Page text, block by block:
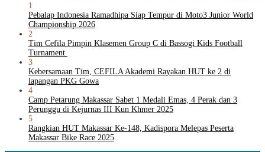
1
Pebalap Indonesia Ramadhipa Siap Tempur di Moto3 Junior World
Championship 2026
2
Tim Cefila Pimpin Klasemen Group C di Bassogi Kids Football
Turnament
3
Kebersamaan Tim, CEFILA Akademi Rayakan HUT ke 2 di
lapangan PKG Gowa
4
Camp Petarung Makassar Sabet 1 Medali Emas, 4 Perak dan 3
Perunggu di Kejurnas III Kun Khmer 2025
5
Rangkian HUT Makassar Ke-148, Kadispora Melepas Peserta
Makassar Bike Race 2025